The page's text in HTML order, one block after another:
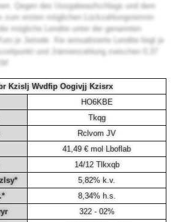
Qegen des Uusgabeaufschlags und dem
zum ersten möglichen Lückzahlungstermin
mögliche Lendite unter der genannten
je Jeriode. Xie annualisierte Lendite liegt je
und Jrämienzahlung zwischen 0,37
Kzislj Wvdfip Oogivjj Kzisrx
HO6KBE
Tkqg
Rclvom JV
41,49 € mol Lboflab
14/12 Tlkxqb
5,82% k.v.
8,34% h.s.
322 - 02%